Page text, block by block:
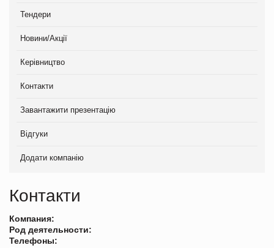
Тендери
Новини/Акції
Керівництво
Контакти
Завантажити презентацію
Відгуки
Додати компанію
Контакти
Компания:
Род деятельности:
Телефоны: